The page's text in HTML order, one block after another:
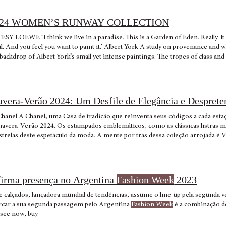
WOMEN’S RUNWAY COLLECTION
LOEWE ‘I think we live in a paradise. This is a Garden of Eden. Really.
And you feel you want to paint it.’ Albert York A study on provenance and
of Albert York’s small yet intense paintings. The tropes of class
straight cuts and draping. To heighten the juxtaposition of hard and
it is interspersed with little pieces made from boxer shorts. A
draped nappa blousons, leather aviator jackets, the Flamenco Purse in
real print. Buckles as decoration. Prints have a material quality: they
Verão 2024: Um Desfile de Elegância e
A Chanel, uma Casa de tradição que reinventa seus códigos a cada
Verão 2024. Os estampados emblemáticos, como as clássicas listras
deste espetáculo da moda. A mente por trás dessa coleção arrojada
roupas. Viard encontrou inspiração na villa modernista Noailles,
flores afundados e a piscina expansiva desse local extraordinário
e flexíveis, apresentando vestidos fluidos de comprimento variado, saias
Roupas de praia, como maiôs e bermudas, convidam a desfrutar de um
adiciona um toque de ousadia à coleção, que é definida por
presença no ArgentinaFashion Week 2023
calçados, lançadora mundial de tendências, assume o line-up pela segunda
a sua segunda passagem pelo ArgentinaFashion Week é a combinação do ree-see (para ver,
now, buy